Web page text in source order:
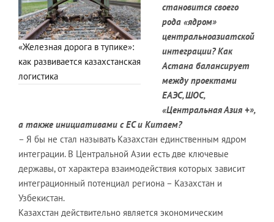
«Железная дорога в тупике»:
как развивается казахстанская
логистика
становится своего
рода «ядром»
центральноазиатской
интеграции? Как
Астана балансирует
между проектами
ЕАЭС, ШОС,
«Центральная Азия +»,
а также инициативами с ЕС и Китаем?
– Я бы не стал называть Казахстан единственным ядром
интеграции. В Центральной Азии есть две ключевые
державы, от характера взаимодействия которых зависит
интеграционный потенциал региона – Казахстан и
Узбекистан.
Казахстан действительно является экономическим